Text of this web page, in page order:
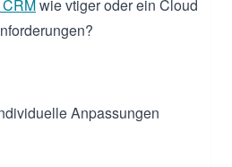
wie vtiger oder ein Cloud
Anpassungen